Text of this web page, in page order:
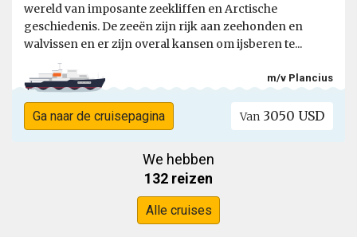
wereld van imposante zeekliffen en Arctische
geschiedenis. De zeeën zijn rijk aan zeehonden en
walvissen en er zijn overal kansen om ijsberen te...
m/v Plancius
Ga naar de cruisepagina Van 3050 USD
We hebben
132 reizen
Alle cruises